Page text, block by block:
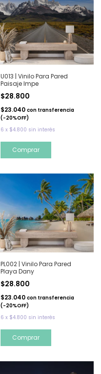
U013 | Vinilo Para Pared
Paisaje Impe
$28.800
$23.040 con transferencia
(-20%OFF)
6 x $4.800 sin interés
Comprar
PL002 | Vinilo Para Pared
Playa Dany
$28.800
$23.040 con transferencia
(-20%OFF)
6 x $4.800 sin interés